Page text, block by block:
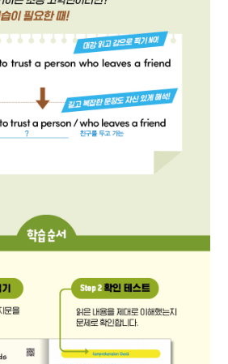
정답지
네이버메일
URL 복사